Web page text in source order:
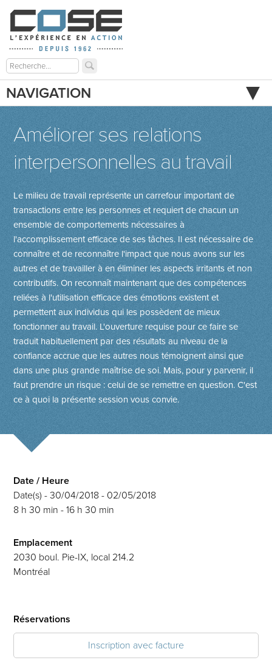
NAVIGATION
Améliorer ses relations
interpersonnelles au travail
Le milieu de travail représente un carrefour important de
transactions entre les personnes et requiert de chacun un
ensemble de comportements nécessaires à
l'accomplissement efficace de ses tâches. Il est nécessaire de
connaître et de reconnaître l'impact que nous avons sur les
autres et de travailler à en éliminer les aspects irritants et non
contributifs. On reconnaît maintenant que des compétences
reliées à l'utilisation efficace des émotions existent et
permettent aux individus qui les possèdent de mieux
fonctionner au travail. L'ouverture requise pour ce faire se
traduit habituellement par des résultats au niveau de la
confiance accrue que les autres nous témoignent ainsi que
dans une plus grande maîtrise de soi. Mais, pour y parvenir, il
faut prendre un risque : celui de se remettre en question. C'est
ce à quoi la présente session vous convie.
Date / Heure
Date(s) - 30/04/2018 - 02/05/2018
8 h 30 min - 16 h 30 min
Emplacement
2030 boul. Pie-IX, local 214.2
Montréal
Réservations
Inscription avec facture